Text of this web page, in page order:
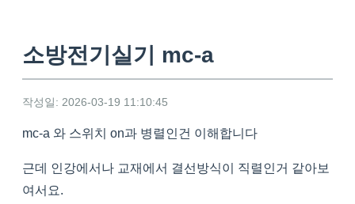
소방전기실기 mc-a
작성일: 2026-03-19 11:10:45
mc-a 와 스위치 on과 병렬인건 이해합니다
근데 인강에서나 교재에서 결선방식이 직렬인거 같아보
여서요.